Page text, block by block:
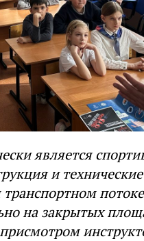
является
и
на закрытых